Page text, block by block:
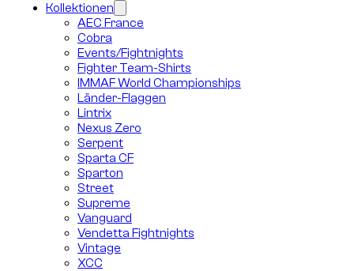
Kollektionen
AEC France
Cobra
Events/Fightnights
Fighter Team-Shirts
IMMAF World Championships
Länder-Flaggen
Lintrix
Nexus Zero
Serpent
Sparta CF
Sparton
Street
Supreme
Vanguard
Vendetta Fightnights
Vintage
XCC